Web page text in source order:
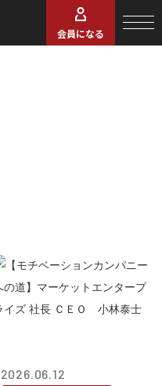
会員になる
2026.06.12